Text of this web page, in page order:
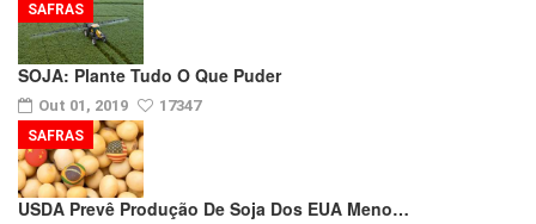
SOJA: Plante Tudo O Que Puder
Out 01, 2019 17347
SAFRAS
USDA Prevê Produção De Soja Dos EUA Meno…
SAFRAS